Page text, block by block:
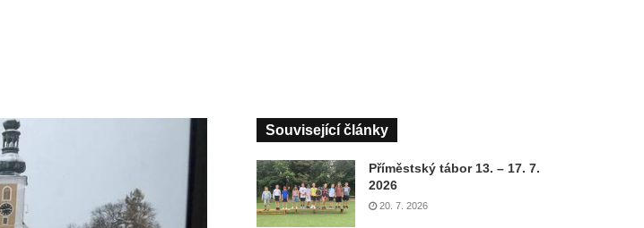
Související články
Příměstský tábor 13. – 17. 7.
2026
20. 7. 2026